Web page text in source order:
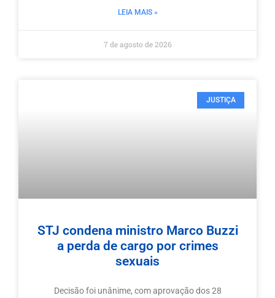
LEIA MAIS »
7 de agosto de 2026
JUSTIÇA
STJ condena ministro Marco Buzzi
a perda de cargo por crimes
sexuais
Decisão foi unânime, com aprovação dos 28